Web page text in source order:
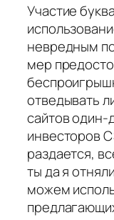
Участие
невредным
мер
отведывать
сайтов один-
инвесторов
раздается,
ты да я
можем